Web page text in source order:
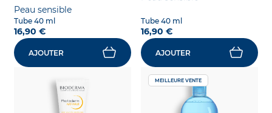
Peau sensible
Tube 40 ml
16,90 €
AJOUTER
Tube 40 ml
16,90 €
AJOUTER
MEILLEURE VENTE